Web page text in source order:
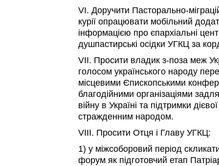
VI. Доручити Пасторально-
курії опрацювати мобільний
інформацією про єпархіальні
душпастирські осідки УГКЦ за
VII. Просити владик з-поза меж
голосом українського народу
місцевими Єпископськими
благодійними організаціями
війну в Україні та підтримки
стражденним народом.
VIII. Просити Отця і Главу УГКЦ:
1) у міжсоборовий період
форум як підготовчий етап